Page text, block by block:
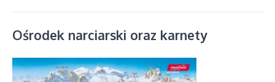
Ośrodek narciarski oraz karnety